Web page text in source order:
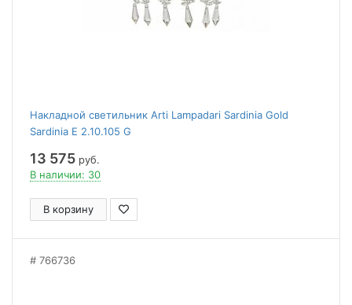
Накладной светильник Arti Lampadari Sardinia Gold
Sardinia E 2.10.105 G
13 575 руб.
В наличии: 30
В корзину
766736